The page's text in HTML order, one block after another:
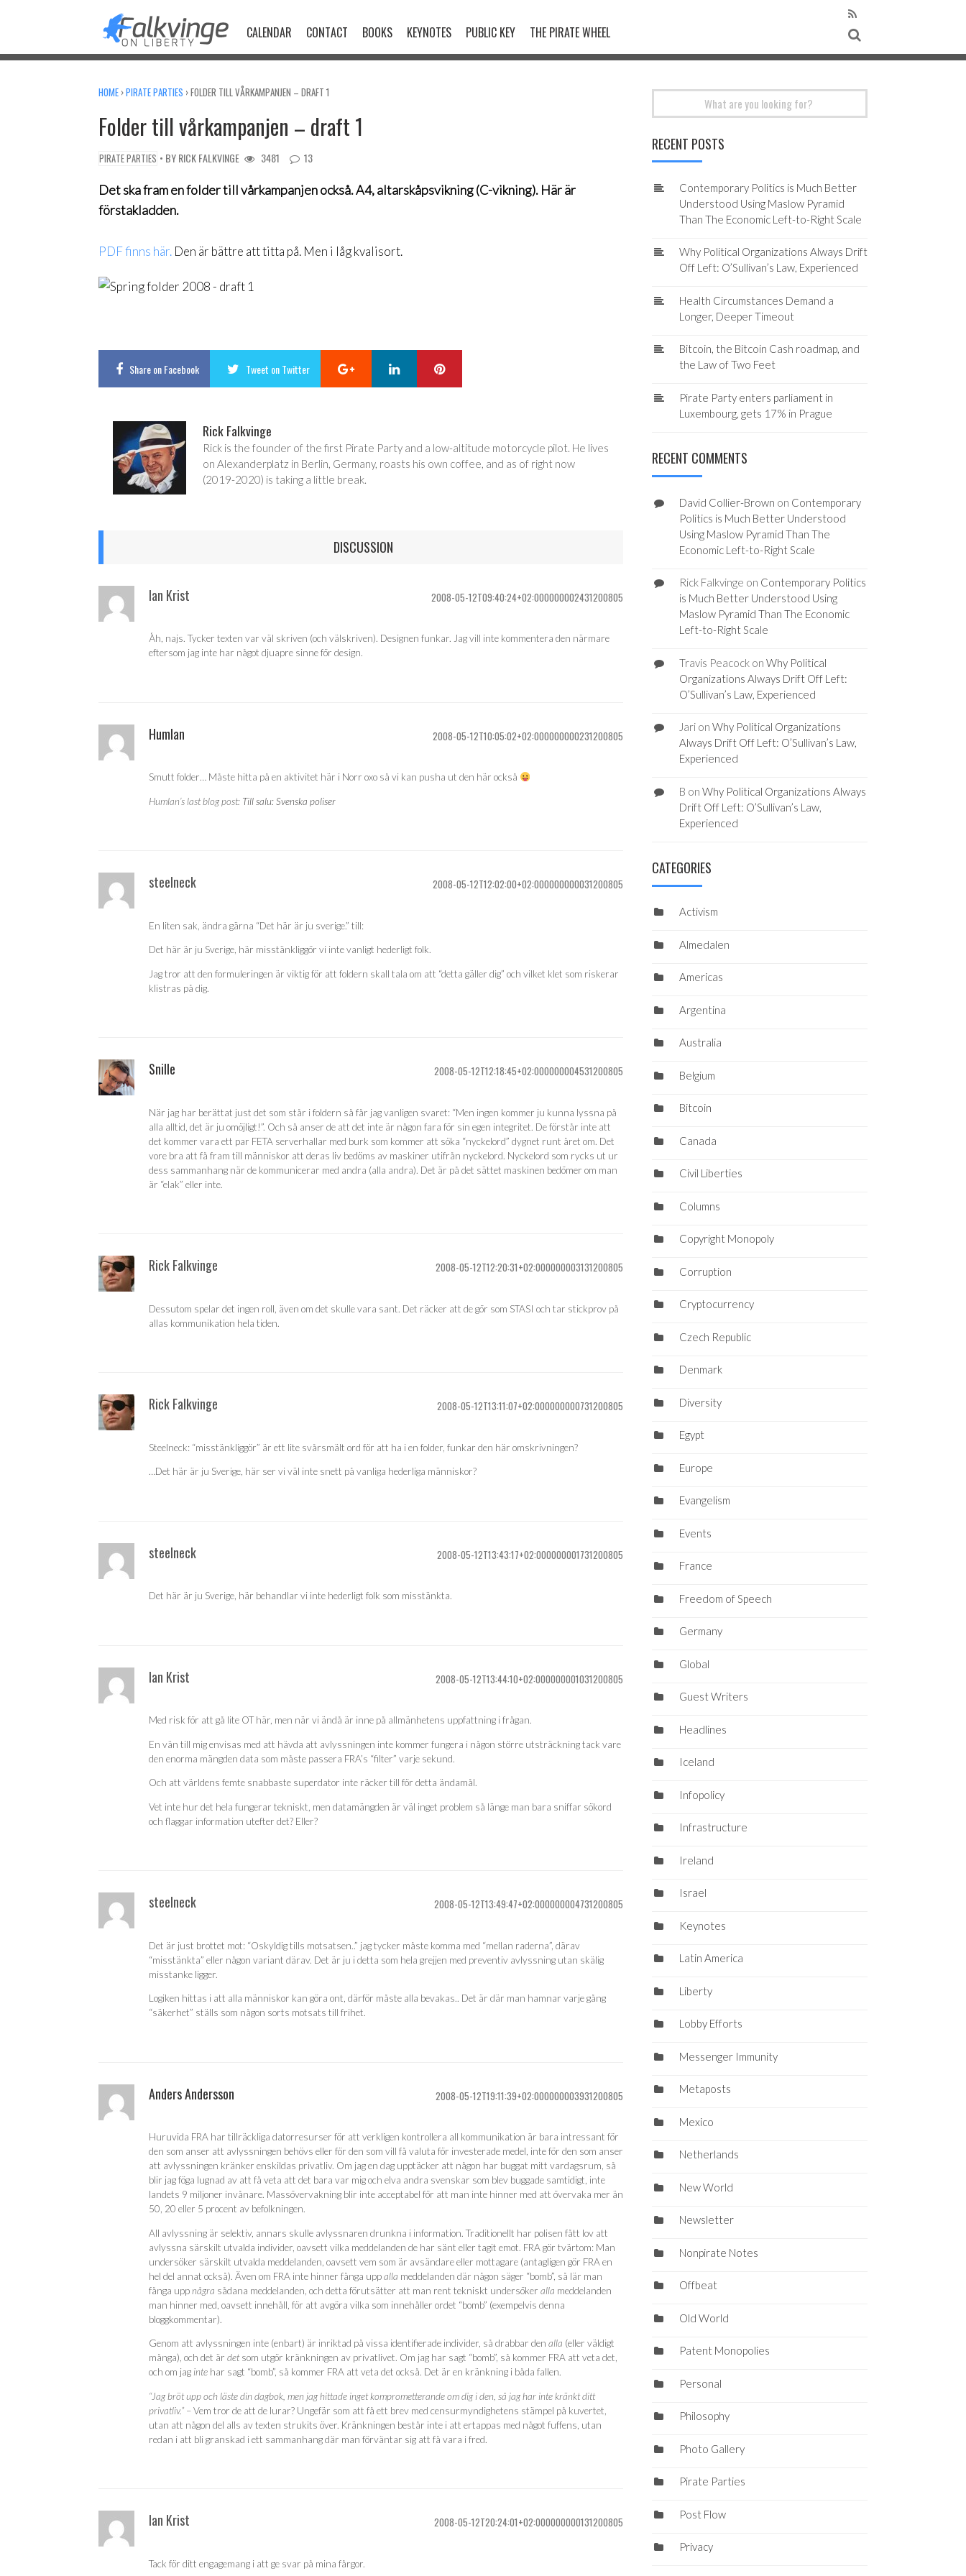
CALENDAR CONTACT BOOKS KEYNOTES PUBLIC KEY THE PIRATE WHEEL
HOME ›PIRATE PARTIES ›FOLDER TILL VÅRKAMPANJEN – DRAFT 1
Folder till vårkampanjen – draft 1
PIRATE PARTIES • BYRICK FALKVINGE 3481 13
Det ska fram en folder till vårkampanjen också. A4, altarskåpsvikning (C-vikning). Här är
förstakladden.
PDF finns här. Den är bättre att titta på. Men i låg kvalisort.
Shareon Facebook Tweet on Twitter Google+ LinkedIn
Rick Falkvinge
Rick is the founder of the first Pirate Party and a low-altitude motorcycle pilot. He lives
on Alexanderplatz in Berlin, Germany, roasts his own coffee, and as of right now
(2019-2020) is taking a little break.
DISCUSSION
Ian Krist 2008-05-12T09:40:24+02:000000002431200805
Åh, najs. Tycker texten var väl skriven (och välskriven). Designen funkar. Jag vill inte kommentera den närmare
eftersom jag inte har något djuapre sinne för design.
Humlan 2008-05-12T10:05:02+02:000000000231200805
Smutt folder… Måste hitta på en aktivitet här i Norr oxo så vi kan pusha ut den här också
Humlan’s last blog post: Till salu: Svenska poliser
steelneck 2008-05-12T12:02:00+02:000000000031200805
En liten sak, ändra gärna “Det här är ju sverige.” till:
Det här är ju Sverige, här misstänkliggör vi inte vanligt hederligt folk.
Jag tror att den formuleringen är viktig för att foldern skall tala om att “detta gäller dig” och vilket klet som riskerar
klistras på dig.
Snille 2008-05-12T12:18:45+02:000000004531200805
När jag har berättat just det som står i foldern så får jag vanligen svaret: “Men ingen kommer ju kunna lyssna på
alla alltid, det är ju omöjligt!”. Och så anser de att det inte är någon fara för sin egen integritet. De förstår inte att
det kommer vara ett par FETA serverhallar med burk som kommer att söka “nyckelord” dygnet runt året om. Det
vore bra att få fram till människor att deras liv bedöms av maskiner utifrån nyckelord. Nyckelord som rycks ut ur
dess sammanhang när de kommunicerar med andra (alla andra). Det är på det sättet maskinen bedömer om man
är “elak” eller inte.
Rick Falkvinge 2008-05-12T12:20:31+02:000000003131200805
Dessutom spelar det ingen roll, även om det skulle vara sant. Det räcker att de gör som STASI och tar stickprov på
allas kommunikation hela tiden.
Rick Falkvinge 2008-05-12T13:11:07+02:000000000731200805
Steelneck: “misstänkliggör” är ett lite svårsmält ord för att ha i en folder, funkar den här omskrivningen?
…Det här är ju Sverige, här ser vi väl inte snett på vanliga hederliga människor?
steelneck 2008-05-12T13:43:17+02:000000001731200805
Det här är ju Sverige, här behandlar vi inte hederligt folk som misstänkta.
Ian Krist 2008-05-12T13:44:10+02:000000001031200805
Med risk för att gå lite OT här, men när vi ändå är inne på allmänhetens uppfattning i frågan.
En vän till mig envisas med att hävda att avlyssningen inte kommer fungera i någon större utsträckning tack vare
den enorma mängden data som måste passera FRA’s “filter” varje sekund.
Och att världens femte snabbaste superdator inte räcker till för detta ändamål.
Vet inte hur det hela fungerar tekniskt, men datamängden är väl inget problem så länge man bara sniffar sökord
och flaggar information utefter det? Eller?
steelneck 2008-05-12T13:49:47+02:000000004731200805
Det är just brottet mot: “Oskyldig tills motsatsen..” jag tycker måste komma med “mellan raderna”, därav
“misstänkta” eller någon variant därav. Det är ju i detta som hela grejjen med preventiv avlyssning utan skälig
misstanke ligger.
Logiken hittas i att alla människor kan göra ont, därför måste alla bevakas.. Det är där man hamnar varje gång
“säkerhet” ställs som någon sorts motsats till frihet.
Anders Andersson 2008-05-12T19:11:39+02:000000003931200805
Huruvida FRA har tillräckliga datorresurser för att verkligen kontrollera all kommunikation är bara intressant för
den som anser att avlyssningen behövs eller för den som vill få valuta för investerade medel, inte för den som anser
att avlyssningen kränker enskildas privatliv. Om jag en dag upptäcker att någon har buggat mitt vardagsrum, så
blir jag föga lugnad av att få veta att det bara var mig och elva andra svenskar som blev buggade samtidigt, inte
landets 9 miljoner invånare. Massövervakning blir inte acceptabel för att man inte hinner med att övervaka mer än
50, 20 eller 5 procent av befolkningen.
All avlyssning är selektiv, annars skulle avlyssnaren drunkna i information. Traditionellt har polisen fått lov att
avlyssna särskilt utvalda individer, oavsett vilka meddelanden de har sänt eller tagit emot. FRA gör tvärtom: Man
undersöker särskilt utvalda meddelanden, oavsett vem som är avsändare eller mottagare (antagligen gör FRA en
hel del annat också). Även om FRA inte hinner fånga uppalla meddelanden där någon säger “bomb”, så lär man
fånga uppnågra sådana meddelanden, och detta förutsätter att man rent tekniskt undersöker alla meddelanden
man hinner med, oavsett innehåll, för att avgöra vilka som innehåller ordet “bomb” (exempelvis denna
bloggkommentar).
Genom att avlyssningen inte (enbart) är inriktad på vissa identifierade individer, så drabbar den alla (eller väldigt
många), och det är detsom utgör kränkningen av privatlivet. Om jag har sagt “bomb”, så kommer FRA att veta det,
och om jag inte har sagt “bomb”, så kommer FRA att veta det också. Det är en kränkning i båda fallen.
“Jag bröt upp och läste din dagbok, men jag hittade inget komprometterande om dig i den, så jag har inte kränkt ditt
privatliv.” – Vem tror de att de lurar? Ungefär som att få ett brev med censurmyndighetens stämpel på kuvertet,
utan att någon del alls av texten strukits över. Kränkningen består inte i att ertappas med något fuffens, utan
redan i att bli granskad i ett sammanhang där man förväntar sig att få vara i fred.
Ian Krist 2008-05-12T20:24:01+02:000000000131200805
Tack för ditt engagemang i att ge svar på mina fårgor.
RECENT POSTS
Contemporary Politics is Much Better
Understood Using Maslow Pyramid
Than The Economic Left-to-Right Scale
Why Political Organizations Always Drift
Off Left: O’Sullivan’s Law, Experienced
Health Circumstances Demand a
Longer, Deeper Timeout
Bitcoin, the Bitcoin Cash roadmap, and
the Law of Two Feet
Pirate Party enters parliament in
Luxembourg, gets 17% in Prague
RECENT COMMENTS
David Collier-Brown on Contemporary
Politics is Much Better Understood
Using Maslow Pyramid Than The
Economic Left-to-Right Scale
Rick Falkvinge on Contemporary Politics
is Much Better Understood Using
Maslow Pyramid Than The Economic
Left-to-Right Scale
Travis Peacockon Why Political
Organizations Always Drift Off Left:
O’Sullivan’s Law, Experienced
Jarion Why Political Organizations
Always Drift Off Left: O’Sullivan’s Law,
Experienced
B on Why Political Organizations Always
Drift Off Left: O’Sullivan’s Law,
Experienced
CATEGORIES
Activism
Almedalen
Americas
Argentina
Australia
Belgium
Bitcoin
Canada
Civil Liberties
Columns
Copyright Monopoly
Corruption
Cryptocurrency
Czech Republic
Denmark
Diversity
Egypt
Europe
Evangelism
Events
France
Freedom of Speech
Germany
Global
Guest Writers
Headlines
Iceland
Infopolicy
Infrastructure
Ireland
Israel
Keynotes
Latin America
Liberty
Lobby Efforts
Messenger Immunity
Metaposts
Mexico
Netherlands
New World
Newsletter
Nonpirate Notes
Offbeat
Old World
Patent Monopolies
Personal
Philosophy
Photo Gallery
Pirate Parties
Post Flow
Privacy